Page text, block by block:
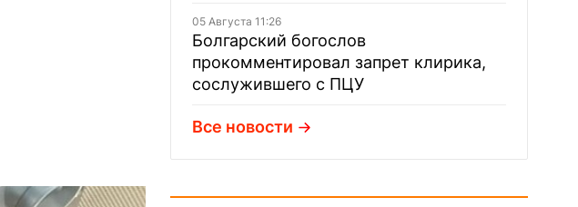
05 Августа 11:26
Болгарский богослов
прокомментировал запрет клирика,
сослужившего с ПЦУ
Все новости